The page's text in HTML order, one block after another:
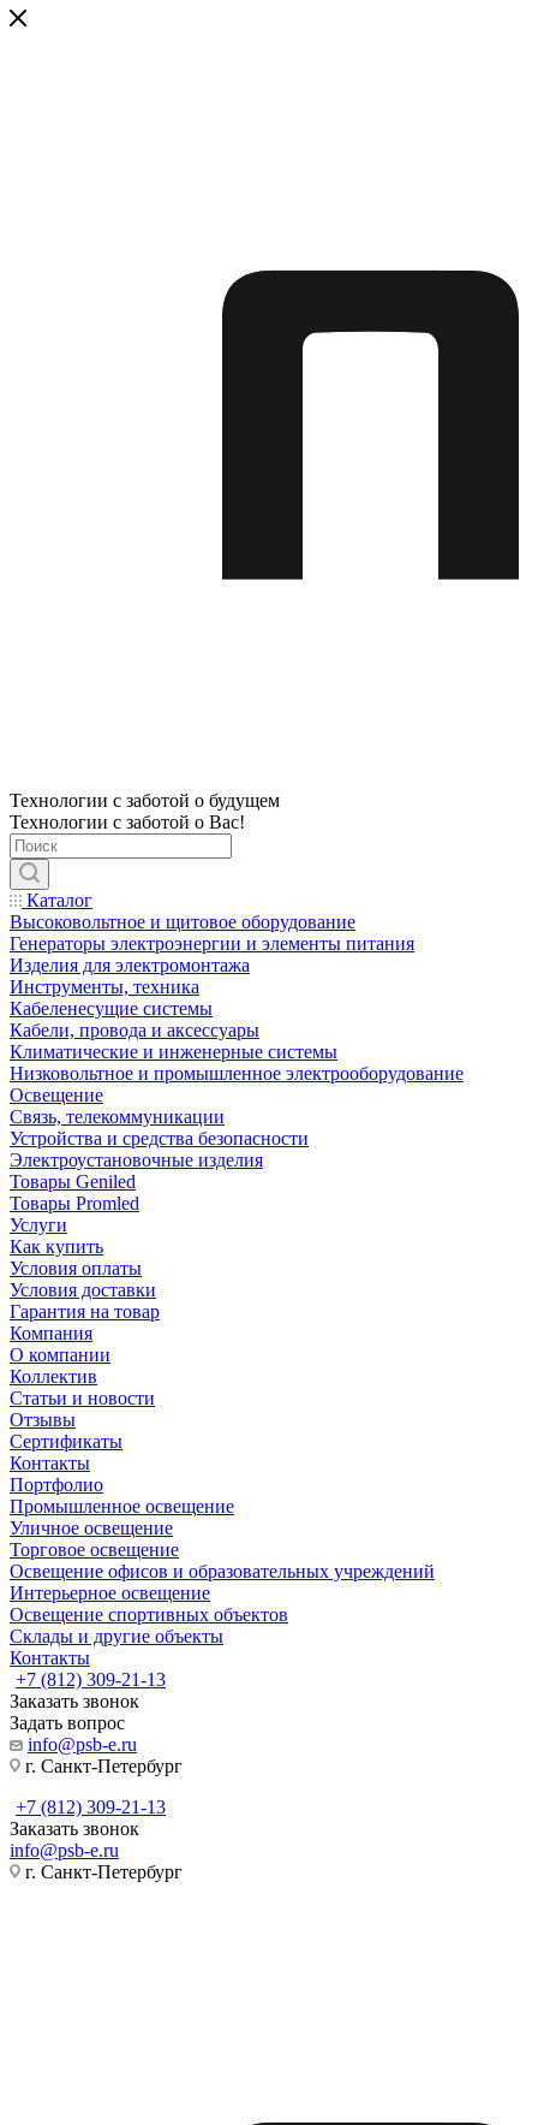
Технологии с заботой о будущем
Технологии с заботой о Вас!
Каталог
Высоковольтное и щитовое оборудование
Генераторы электроэнергии и элементы питания
Изделия для электромонтажа
Инструменты, техника
Кабеленесущие системы
Кабели, провода и аксессуары
Климатические и инженерные системы
Низковольтное и промышленное электрооборудование
Освещение
Связь, телекоммуникации
Устройства и средства безопасности
Электроустановочные изделия
Товары Geniled
Товары Promled
Услуги
Как купить
Условия оплаты
Условия доставки
Гарантия на товар
Компания
О компании
Коллектив
Статьи и новости
Отзывы
Сертификаты
Контакты
Портфолио
Промышленное освещение
Уличное освещение
Торговое освещение
Освещение офисов и образовательных учреждений
Интерьерное освещение
Освещение спортивных объектов
Склады и другие объекты
Контакты
+7 (812) 309-21-13
Заказать звонок
Задать вопрос
info@psb-e.ru
г. Санкт-Петербург
+7 (812) 309-21-13
Заказать звонок
info@psb-e.ru
г. Санкт-Петербург